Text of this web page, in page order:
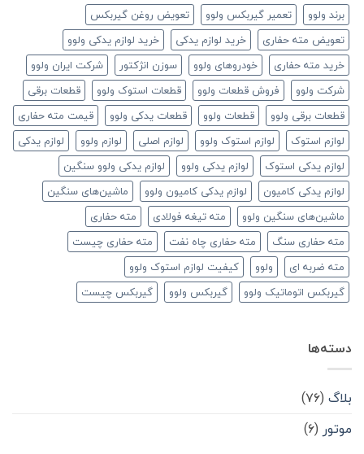
برند ولوو
تعمیر گیربکس ولوو
تعویض روغن گیربکس
تعویض مته حفاری
خرید لوازم یدکی
خرید لوازم یدکی ولوو
خرید مته حفاری
خودروهای ولوو سوزن انژکتور
شرکت ایران ولوو
شرکت ولوو
فروش قطعات ولوو قطعات استوک ولوو
قطعات برقی
قطعات برقی ولوو
قطعات ولوو قطعات یدکی ولوو
قیمت مته حفاری
لوازم استوک
لوازم استوک ولوو لوازم اصلی لوازم ولوو
لوازم یدکی
لوازم یدکی استوک
لوازم یدکی ولوو
لوازم یدکی ولوو سنگین
لوازم یدکی کامیون
لوازم یدکی کامیون ولوو
ماشین‌های سنگین
ماشین‌های سنگین ولوو
مته تیغه فولادی
مته حفاری
مته حفاری سنگ
مته حفاری چاه نفت
مته حفاری چیست
مته ضربه ای
ولوو
کیفیت لوازم استوک ولوو
گیربکس اتوماتیک ولوو
گیربکس ولوو گیربکس چیست
دسته‌ها
بلاگ (۷۶)
موتور (۶)